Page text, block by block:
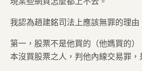
我認為趙建銘司法上應該無罪的理由
第一，股票不是他買的（他媽買的
本沒買股票之人，判他內線交易罪，